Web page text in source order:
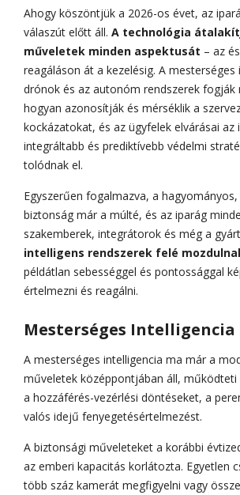
Ahogy köszöntjük a 2026-os évet, az
válaszút előtt áll. A technológia
műveletek minden aspektusát – az
reagáláson át a kezelésig. A mesterséges
drónok és az autonóm rendszerek fogják
hogyan azonosítják és mérséklik a
kockázatokat, és az ügyfelek elvárásai az
integráltabb és prediktívebb védelmi
tolódnak el.
Egyszerűen fogalmazva, a
biztonság már a múlté, és az iparág
szakemberek, integrátorok és még a
intelligens rendszerek felé
példátlan sebességgel és pontossággal
értelmezni és reagálni.
Mesterséges Intelligencia
A mesterséges intelligencia ma már a
műveletek középpontjában áll, működteti
a hozzáférés-vezérlési döntéseket, a
valós idejű fenyegetésértelmezést.
A biztonsági műveleteket a korábbi
az emberi kapacitás korlátozta. Egyetlen
több száz kamerát megfigyelni vagy